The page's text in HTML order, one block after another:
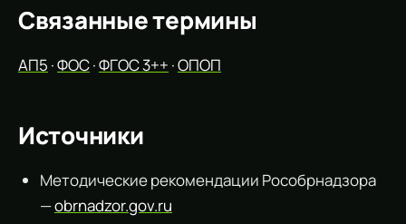
Связанные термины
АП5 ·ФОС·ФГОС 3++ ·ОПОП
Источники
Методические рекомендации Рособрнадзора
—obrnadzor.gov.ru